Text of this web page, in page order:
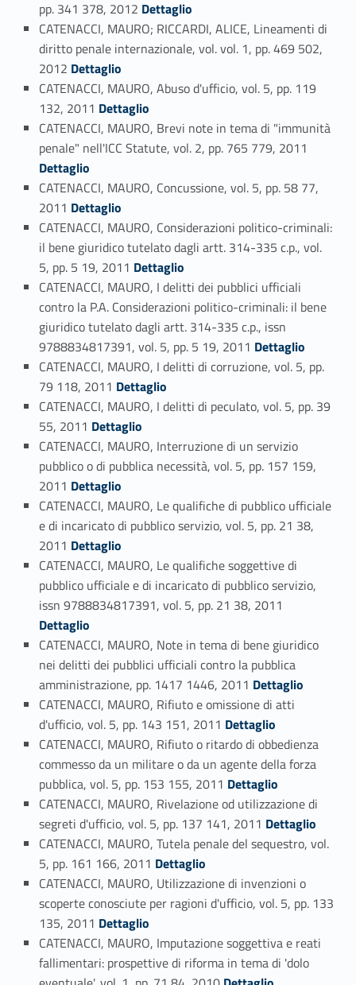
pp. 341 378, 2012 Dettaglio
CATENACCI, MAURO; RICCARDI, ALICE, Lineamenti di
diritto penale internazionale, vol. vol. 1, pp. 469 502,
2012 Link identifier #identifier_person_59169-49
Dettaglio
CATENACCI, MAURO, Abuso d'ufficio, vol. 5, pp. 119
132, 2011 Link identifier #identifier_person_135459-50
Dettaglio
CATENACCI, MAURO, Brevi note in tema di "immunità
penale" nell'ICC Statute, vol. 2, pp. 765 779, 2011
Dettaglio
CATENACCI, MAURO, Concussione, vol. 5, pp. 58 77,
2011 Link identifier #identifier_person_40959-52
Dettaglio
CATENACCI, MAURO, Considerazioni politico-criminali:
il bene giuridico tutelato dagli artt. 314-335 c.p., vol.
5, pp. 5 19, 2011 Link identifier #identifier_person_100834-53
Dettaglio
CATENACCI, MAURO, I delitti dei pubblici ufficiali
contro la P.A. Considerazioni politico-criminali: il bene
giuridico tutelato dagli artt. 314-335 c.p., issn
9788834817391, vol. 5, pp. 5 19, 2011 Link identifier #identifier_person_139036-54
Dettaglio
CATENACCI, MAURO, I delitti di corruzione, vol. 5, pp.
79 118, 2011 Link identifier #identifier_person_109469-55
Dettaglio
CATENACCI, MAURO, I delitti di peculato, vol. 5, pp. 39
55, 2011 Link identifier #identifier_person_183277-56
Dettaglio
CATENACCI, MAURO, Interruzione di un servizio
pubblico o di pubblica necessità, vol. 5, pp. 157 159,
2011 Link identifier #identifier_person_182796-57
Dettaglio
CATENACCI, MAURO, Le qualifiche di pubblico ufficiale
e di incaricato di pubblico servizio, vol. 5, pp. 21 38,
2011 Link identifier #identifier_person_71467-58
Dettaglio
CATENACCI, MAURO, Le qualifiche soggettive di
pubblico ufficiale e di incaricato di pubblico servizio,
issn 9788834817391, vol. 5, pp. 21 38, 2011
Dettaglio
CATENACCI, MAURO, Note in tema di bene giuridico
nei delitti dei pubblici ufficiali contro la pubblica
amministrazione, pp. 1417 1446, 2011 Link identifier #identifier_person_90683-60
Dettaglio
CATENACCI, MAURO, Rifiuto e omissione di atti
d'ufficio, vol. 5, pp. 143 151, 2011 Link identifier #identifier_person_118230-61
Dettaglio
CATENACCI, MAURO, Rifiuto o ritardo di obbedienza
commesso da un militare o da un agente della forza
pubblica, vol. 5, pp. 153 155, 2011 Link identifier #identifier_person_162945-62
Dettaglio
CATENACCI, MAURO, Rivelazione od utilizzazione di
segreti d'ufficio, vol. 5, pp. 137 141, 2011 Link identifier #identifier_person_193225-63
Dettaglio
CATENACCI, MAURO, Tutela penale del sequestro, vol.
5, pp. 161 166, 2011 Link identifier #identifier_person_63886-64
Dettaglio
CATENACCI, MAURO, Utilizzazione di invenzioni o
scoperte conosciute per ragioni d'ufficio, vol. 5, pp. 133
135, 2011 Link identifier #identifier_person_136049-65
Dettaglio
CATENACCI, MAURO, Imputazione soggettiva e reati
fallimentari: prospettive di riforma in tema di 'dolo
Link identifier #identifier_person_57244-66